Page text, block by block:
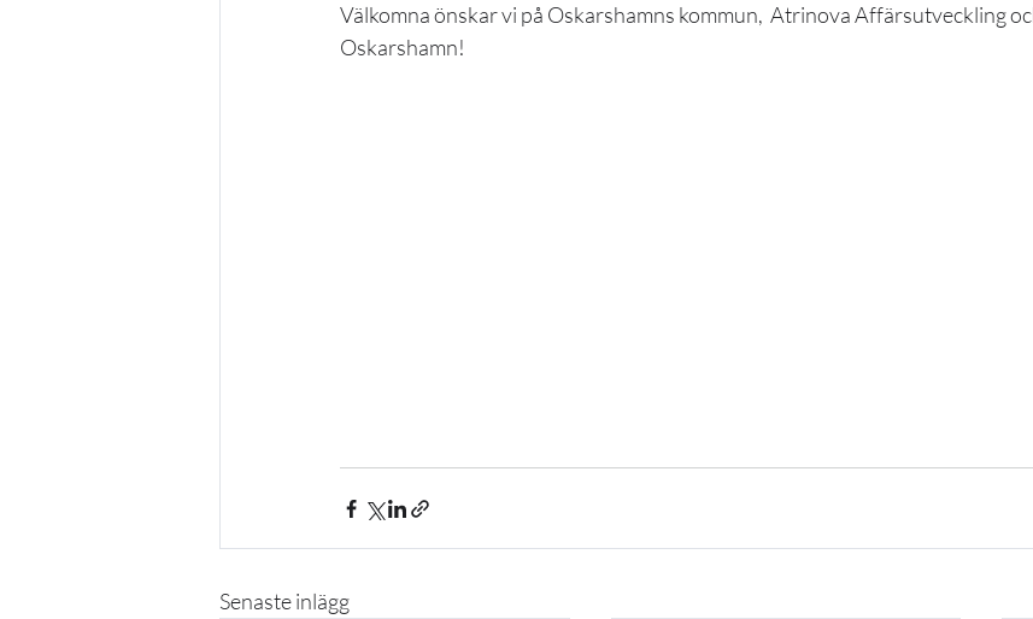
Välkomna önskar vi på Oskarshamns kommun,  Atrinova Affärsutveckling
Oskarshamn!
Senaste inlägg